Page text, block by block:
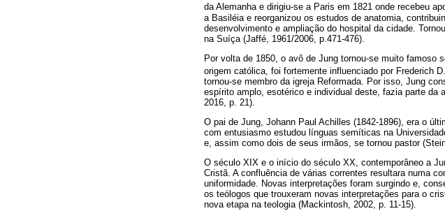
da Alemanha e dirigiu-se a Paris em 1821 onde recebeu
a Basiléia e reorganizou os estudos de anatomia,
desenvolvimento e ampliação do hospital da cidade.
na Suíça (Jaffé, 1961/2006, p.471-476).
Por volta de 1850, o avô de Jung tornou-se muito famoso
origem católica, foi fortemente influenciado por Frederich
tornou-se membro da igreja Reformada. Por isso, Jung
espírito amplo, esotérico e individual deste, fazia parte da
2016, p. 21).
O pai de Jung, Johann Paul Achilles (1842-1896), era o
com entusiasmo estudou línguas semíticas na
e, assim como dois de seus irmãos, se tornou pastor
O século XIX e o início do século XX, contemporâneo a
Cristã. A confluência de várias correntes resultara numa
uniformidade. Novas interpretações foram surgindo e,
os teólogos que trouxeram novas interpretações para o
nova etapa na teologia (Mackintosh, 2002, p. 11-15).